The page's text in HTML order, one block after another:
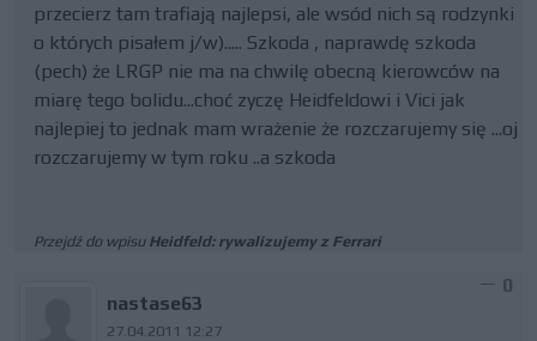
przecierz tam trafiają najlepsi, ale wsód nich są rodzynki
o których pisałem j/w)..... Szkoda , naprawdę szkoda
(pech) że LRGP nie ma na chwilę obecną kierowców na
miarę tego bolidu...choć zyczę Heidfeldowi i Vici jak
najlepiej to jednak mam wrażenie że rozczarujemy się ...oj
rozczarujemy w tym roku ..a szkoda
Przejdź do wpisu Heidfeld: rywalizujemy z Ferrari
nastase63
27.04.2011 12:27
0